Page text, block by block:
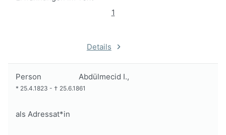
1
Details
Person Abdülmecid I.,
* 25.4.1823 - † 25.6.1861
als Adressat*in